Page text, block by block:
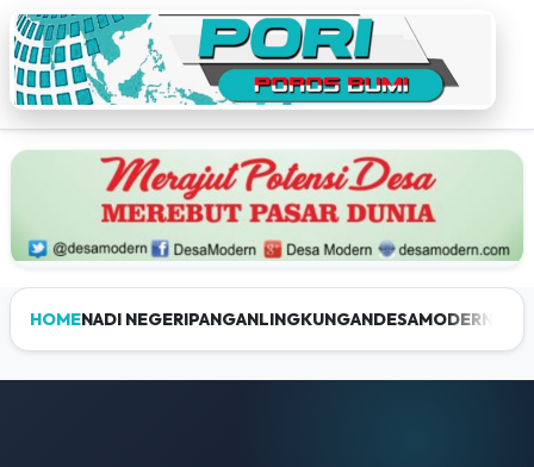
HOMENADI NEGERIPANGANLINGKUNGANDESAMODERN